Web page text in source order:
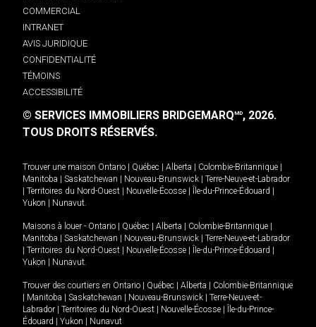
COMMERCIAL
INTRANET
AVIS JURIDIQUE
CONFIDENTIALITÉ
TÉMOINS
ACCESSIBILITÉ
© SERVICES IMMOBILIERS BRIDGEMARQMD, 2026.
TOUS DROITS RÉSERVÉS.
Trouver une maison Ontario Québec Alberta Colombie-Britannique
Manitoba
Saskatchewan Nouveau-Brunswick
Terre-Neuve-et-Labrador
Territoires du Nord-Ouest Nouvelle-Écosse Île-du-Prince-Édouard
Yukon
Nunavut.
Maisons à louer - Ontario Québec Alberta Colombie-Britannique
Manitoba
Saskatchewan Nouveau-Brunswick
Terre-Neuve-et-Labrador
Territoires du Nord-Ouest Nouvelle-Écosse Île-du-Prince-Édouard
Yukon
Nunavut.
Trouver des courtiers en Ontario Québec Alberta
Colombie-Britannique
Manitoba Saskatchewan Nouveau-Brunswick
Terre-Neuve-et-
Labrador
Territoires du Nord-Ouest Nouvelle-Écosse
Île-du-Prince-
Édouard
Yukon Nunavut